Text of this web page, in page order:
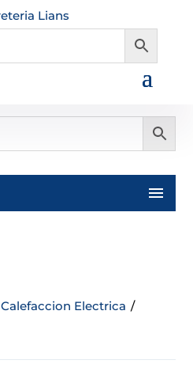
Calefaccion Electrica /